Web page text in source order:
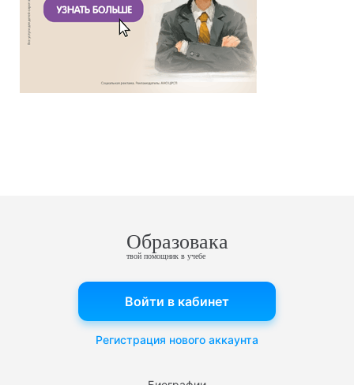
Образовака
твой помощник в учебе
Войти в кабинет
Регистрация нового аккаунта